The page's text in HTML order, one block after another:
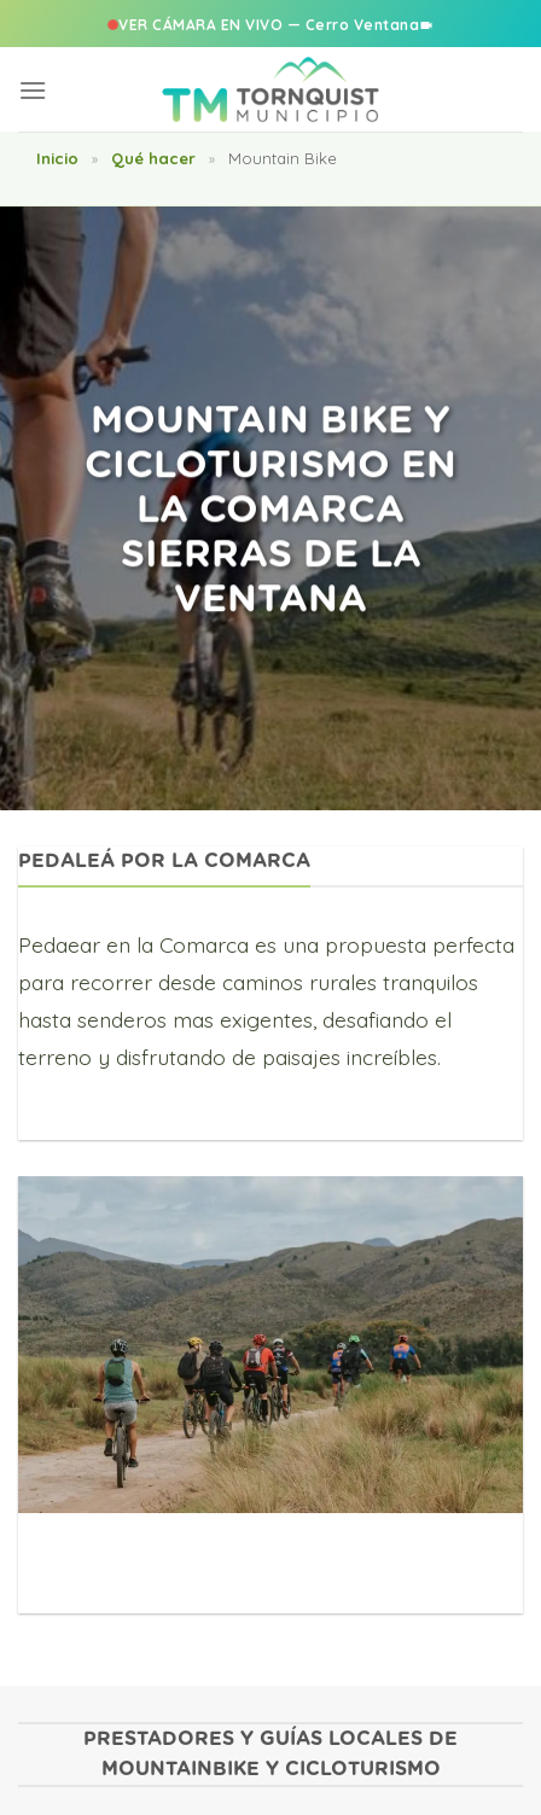
VER CÁMARA EN VIVO — Cerro Ventana
Inicio » Qué hacer » Mountain Bike
MOUNTAIN BIKE Y
CICLOTURISMO EN
LA COMARCA
SIERRAS DE LA
VENTANA
PEDALEÁ POR LA COMARCA
Pedaear en la Comarca es una propuesta perfecta
para recorrer desde caminos rurales tranquilos
hasta senderos mas exigentes, desafiando el
terreno y disfrutando de paisajes increíbles.
PRESTADORES Y GUÍAS LOCALES DE
MOUNTAINBIKE Y CICLOTURISMO